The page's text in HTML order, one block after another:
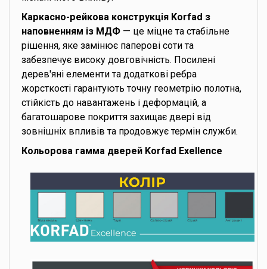
Каркасно-рейкова конструкція Korfad з
наповненням із МДФ — це міцне та стабільне
рішення, яке замінює паперові соти та
забезпечує високу довговічність. Посилені
дерев'яні елементи та додаткові ребра
жорсткості гарантують точну геометрію полотна,
стійкість до навантажень і деформацій, а
багатошарове покриття захищає двері від
зовнішніх впливів та продовжує термін служби.
Кольорова гамма дверей Korfad Exellence